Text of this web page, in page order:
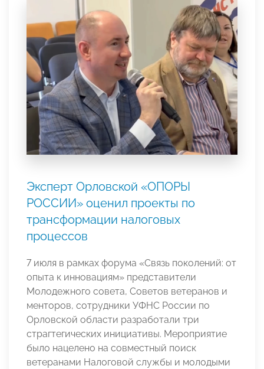
Эксперт Орловской «ОПОРЫ
РОССИИ» оценил проекты по
трансформации налоговых
процессов
7 июля в рамках форума «Связь поколений: от
опыта к инновациям» представители
Молодежного совета, Советов ветеранов и
менторов, сотрудники УФНС России по
Орловской области разработали три
страгтегических инициативы. Мероприятие
было нацелено на совместный поиск
ветеранами Налоговой службы и молодыми